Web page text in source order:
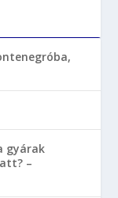
gyárak
–